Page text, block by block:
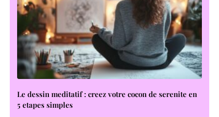
Le dessin meditatif : creez votre cocon de serenite en
5 etapes simples